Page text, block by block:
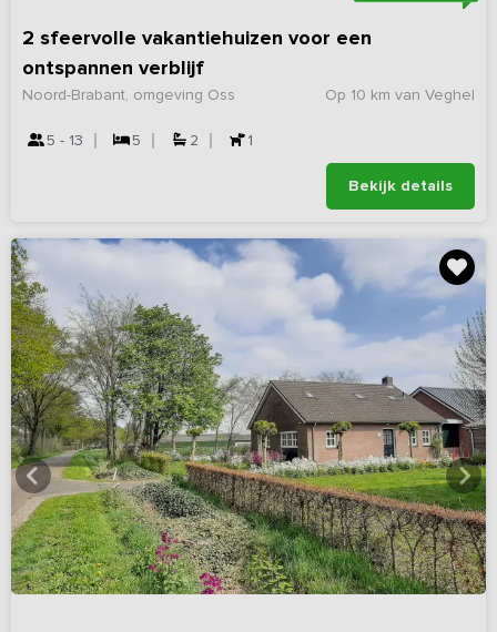
2 sfeervolle vakantiehuizen voor een
ontspannen verblijf
Op 10 km van Veghel
Noord-Brabant, omgeving Oss
5 - 13 5 2 1
Bekijk details